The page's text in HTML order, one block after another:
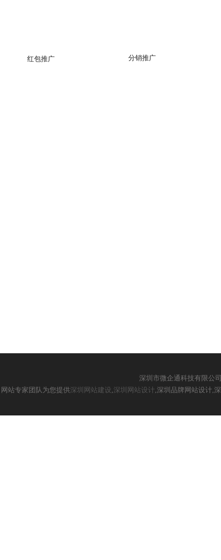
红包推广 分销推广
深圳市微企通科技有限公
网站专家团队为您提供深圳网站建设,深圳网站设计,深圳品牌网站设计,